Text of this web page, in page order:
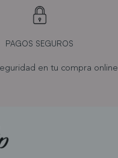
PAGOS SEGUROS
en tu compra online